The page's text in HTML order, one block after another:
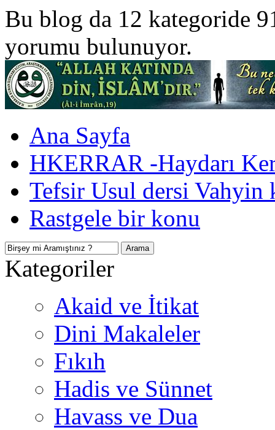
Bu blog da 12 kategoride
yorumu bulunuyor.
Ana Sayfa
HKERRAR -Haydarı
Tefsir Usul dersi Vahyin
Rastgele bir konu
Kategoriler
Akaid ve İtikat
Dini Makaleler
Fıkıh
Hadis ve Sünnet
Havass ve Dua